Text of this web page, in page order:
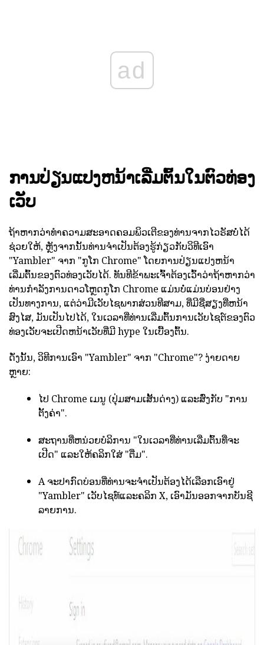
ad
ການປ່ຽນແປງຫນ້າເລີ່ມຕົ້ນໃນຕົວທ່ອງ
ເວັບ
ຖ້າຫາກວ່າທໍາຄວາມສະອາດຄອມພິວເຕີຂອງທ່ານຈາກໄວຣັສບໍ່ໄດ້
ຊ່ວຍໃຫ້, ຫຼັງຈາກນັ້ນທ່ານຈໍາເປັນຕ້ອງຮູ້ກ່ຽວກັບວິທີເອົາ
"Yambler" ຈາກ "ກູໂກ Chrome" ໂດຍການປ່ຽນແປງຫນ້າ
ເລີ່ມຕົ້ນຂອງຕົວທ່ອງເວັບໄດ້. ທັນທີຂ້າພະເຈົ້າຕ້ອງເວົ້າວ່າຖ້າຫາກວ່າ
ທ່ານກໍາລັງການດາວໂຫຼດກູໂກ Chrome ແມ່ນບໍ່ແມ່ນບ່ອນຢ່າງ
ເປັນທາງການ, ແຕ່ວ່າມີເວັບໄຊພາກສ່ວນທີສາມ, ທີ່ມີຊື່ສຽງທີ່ຫນ້າ
ສົງໄສ, ມັນເປັນໄປໄດ້, ໃນເວລາທີ່ທ່ານເລີ່ມຕົ້ນການເວັບໄຊຕ໌ຂອງຕົວ
ທ່ອງເວັບຈະເປີດຫນ້າເວັບທີ່ມີ hype ໃນເບື້ອງຕົ້ນ.
ດັ່ງນັ້ນ, ວິທີການເອົາ "Yambler" ຈາກ "Chrome"? ງ່າຍດາຍ
ຫຼາຍ:
ໄປ Chrome ເມນູ (ປຸ່ມສາມເສັ້ນດ່າງ) ແລະສົ່ງກັບ "ການ
ຕັ້ງຄ່າ".
ສະຖານທີ່ຫນ່ວຍບໍລິການ "ໃນເວລາທີ່ທ່ານເລີ່ມຕົ້ນທີ່ຈະ
ເປີດ" ແລະໃຫ້ຄລິກໃສ່ "ຕື່ມ".
A ຈະປາກົດບ່ອນທີ່ທ່ານຈະຈໍາເປັນຕ້ອງໄດ້ເລືອກເອົາຢູ່
"Yambler" ເວັບໄຊທ໌ແລະຄລິກ X, ເອົາມັນອອກຈາກບັນຊີ
ລາຍການ.